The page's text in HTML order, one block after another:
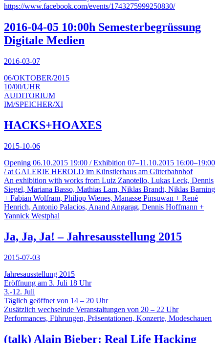
https://www.facebook.com/events/1743275999250830/
2016-04-05 10:00h Semesterbegrüssung
Digitale Medien
2016-03-07
06/OKTOBER/2015
10/00/UHR
AUDITORIUM
IM/SPEICHER/XI
HACKS+HOAXES
2015-10-06
Opening 06.10.2015 19:00 / Exhibition 07–11.10.2015 16:00–19:00
/ at GALERIE HEROLD im Künstlerhaus am Güterbahnhof
An exhibition with works from Luiz Zanotello, Lukas Leck, Dennis
Siegel, Mariana Basso, Mathias Lam, Niklas Brandt, Niklas Barning
+ Fabian Wolfram, Philipp Wienes, Manasse Pinsuwan + René
Henrich, Antonio Palacios, Anand Angarag, Dennis Hoffmann +
Yannick Westphal
Ja, Ja, Ja! – Jahresausstellung 2015
2015-07-03
Jahresausstellung 2015
Eröffnung am 3. Juli 18 Uhr
3.-12. Juli
Täglich geöffnet von 14 – 20 Uhr
Zusätzlich wechselnde Veranstaltungen von 20 – 22 Uhr
Performances, Führungen, Präsentationen, Konzerte, Modeschauen
(talk) Alain Bieber: Real Life Hacking